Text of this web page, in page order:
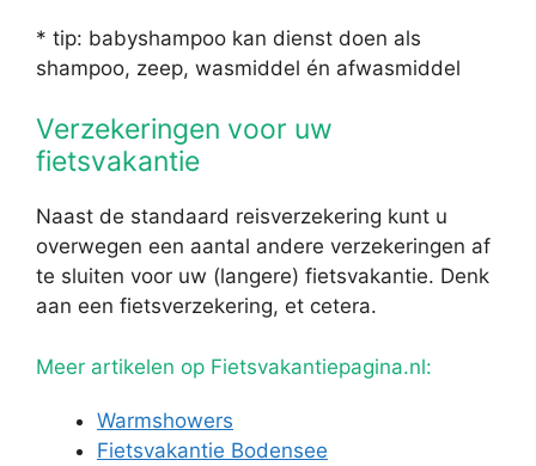
* tip: babyshampoo kan dienst doen als
shampoo, zeep, wasmiddel én afwasmiddel
Verzekeringen voor uw
fietsvakantie
Naast de standaard reisverzekering kunt u
overwegen een aantal andere verzekeringen af
te sluiten voor uw (langere) fietsvakantie. Denk
aan een fietsverzekering, et cetera.
Meer artikelen op Fietsvakantiepagina.nl:
Warmshowers
Fietsvakantie Bodensee